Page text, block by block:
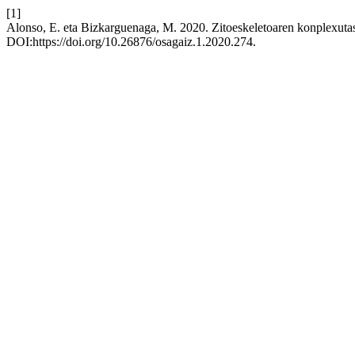
[1]
Alonso, E. eta Bizkarguenaga, M. 2020. Zitoeskeletoaren
DOI:https://doi.org/10.26876/osagaiz.1.2020.274.